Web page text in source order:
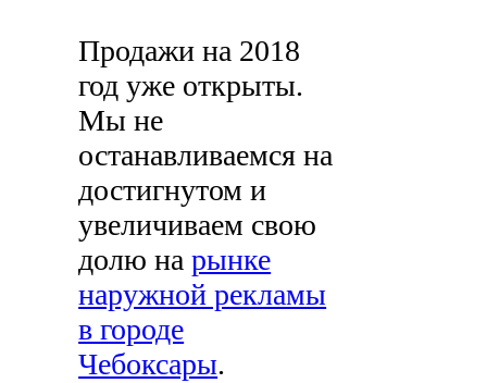
Продажи на 2018
год уже открыты.
Мы не
останавливаемся на
достигнутом и
увеличиваем свою
долю нарынке
наружной рекламы
в городе
Чебоксары.